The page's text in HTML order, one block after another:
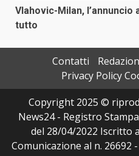
Vlahovic-Milan,
tutto
Contatti
Privacy Policy
Copyright 2025 ©
News24 - Registro
del 28/04/2022 Iscritto
Comunicazione al n. 26692